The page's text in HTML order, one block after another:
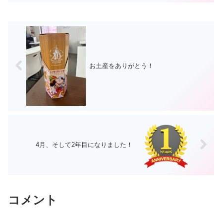
お土産をありがとう！
4月、そして2年目になりました！
コメント